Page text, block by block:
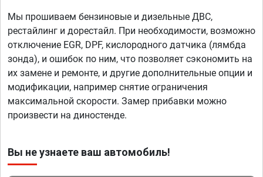
Мы прошиваем бензиновые и дизельные ДВС,
рестайлинг и дорестайл. При необходимости, возможно
отключение EGR, DPF, кислородного датчика (лямбда
зонда), и ошибок по ним, что позволяет сэкономить на
их замене и ремонте, и другие дополнительные опции и
модификации, например снятие ограничения
максимальной скорости. Замер прибавки можно
произвести на диностенде.
Вы не узнаете ваш автомобиль!